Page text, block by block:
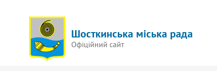
Шосткинська міська рада
Офіційний сайт